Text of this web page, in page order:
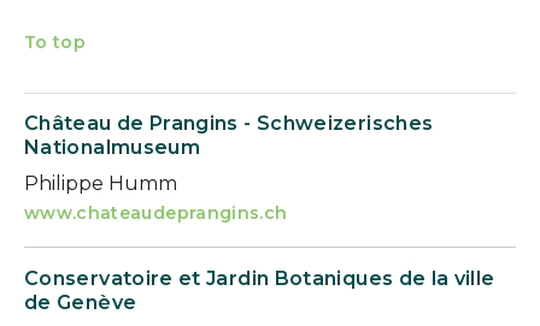
To top
Château de Prangins - Schweizerisches
Nationalmuseum
Philippe Humm
www.chateaudeprangins.ch
Conservatoire et Jardin Botaniques de la ville
de Genève